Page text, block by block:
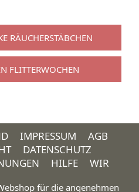
RÄUCHERSTÄBCHEN
FLITTERWOCHEN
IMPRESSUM
AGB
DATENSCHUTZ
HILFE WIR
für die angenehmen